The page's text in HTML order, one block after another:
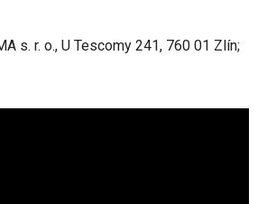
s. r. o., U Tescomy 241, 760 01 Zlín;